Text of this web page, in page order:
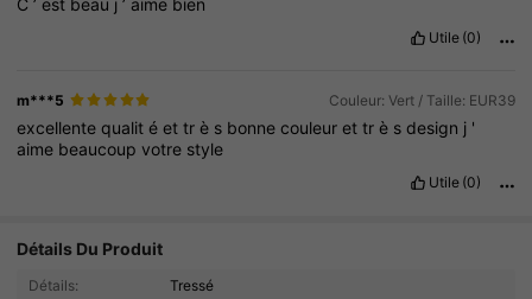
Utile (0)
m***5 Couleur: Vert / Taille: EUR39
excellentequalitéettrè s bonnecouleurettrè sdesign j '
aime beaucoupvotre style
Utile (0)
Détails Du Produit
Détails: Tressé
4.92 234K Suiveurs